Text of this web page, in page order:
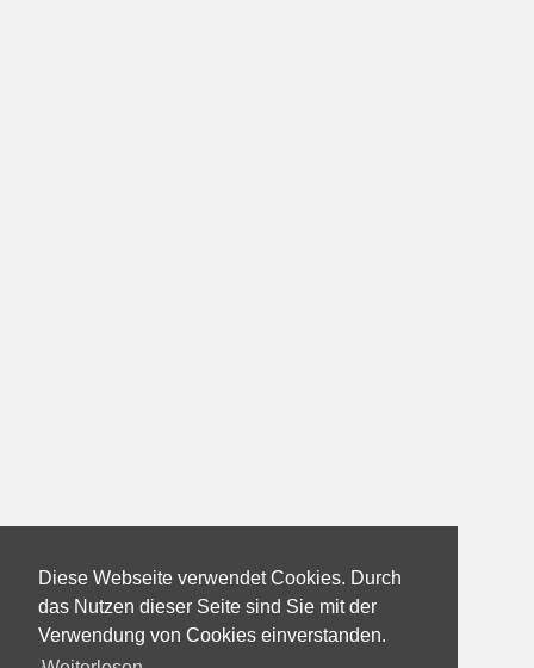
Diese Webseite verwendet Cookies. Durch
das Nutzen dieser Seite sind Sie mit der
Verwendung von Cookies einverstanden.